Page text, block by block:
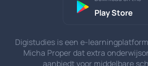
Play Store
Digistudies is een e-
Micha Proper dat extra
aanbiedt voor middelbare